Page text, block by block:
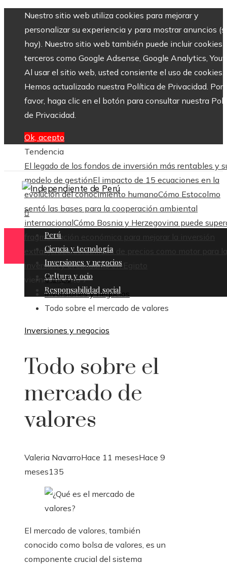
Nuestro sitio web utiliza cookies para mejorar y
personalizar su experiencia y para mostrar anuncios
hay). Nuestro sitio web también puede incluir cookies
terceros como Google Adsense, Google Analytics,
Al usar el sitio web, usted consiente el uso de cookies.
Hemos actualizado nuestra Política de Privacidad. Por
favor, haga clic en el botón para consultar nuestra
de Privacidad.
Ok, acepto
Tendencia
El legado de los fondos de inversión más rentables y
modelo de gestiónEl impacto de 15 ecuaciones en la
evolución del conocimiento humanoCómo Estocolmo
sentó las bases para la cooperación ambiental
internacionalCómo Bosnia y Herzegovina puede
fragmentación económica para mejorar la inversión
extranjeraLa estabilidad de precios como motor para la
inversión y el consumo en Egipto
viernes, agosto 7
Perú
Ciencia y tecnología
Inversiones y negocios
Cultura y ocio
Responsabilidad social
Inicio
Inversiones y negocios
Todo sobre el mercado de valores
Inversiones y negocios
Todo sobre el
mercado de
valores
Valeria NavarroHace 11 mesesHace 9
meses135
El mercado de valores, también
conocido como bolsa de valores, es un
componente crucial del sistema